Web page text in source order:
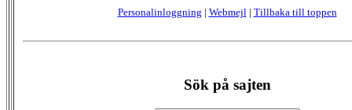
Personalinloggning | Webmejl | Tillbaka till toppen
Sök på sajten